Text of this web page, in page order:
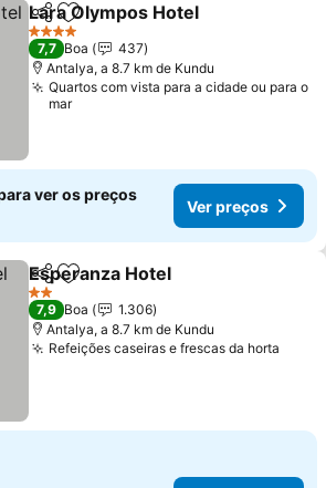
PartilharAdicionar aos favoritos
Lara Olympos Hotel
4 Estrelas
7,7 Boa
437
Antalya, a 8.7 km de Kundu
Quartos com vista para a cidade ou para o
mar
ver os preços
Ver preços
PartilharAdicionar aos favoritos
Esperanza Hotel
2 Estrelas
7,9 Boa
1.306
Antalya, a 8.7 km de Kundu
Refeições caseiras e frescas da horta